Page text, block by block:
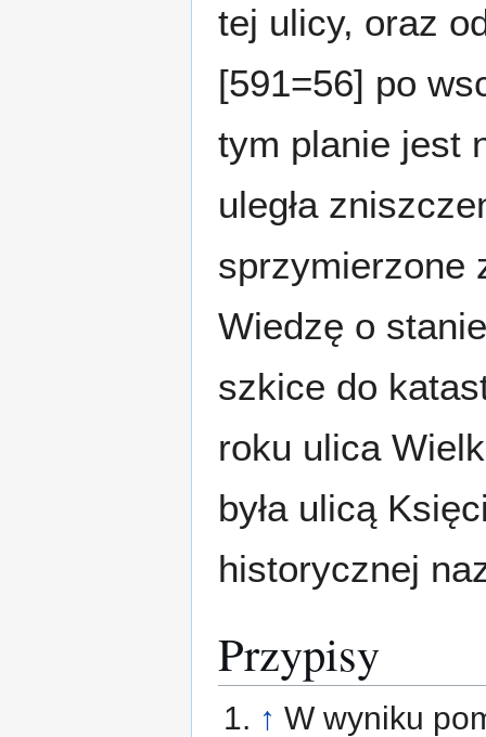
tej ulicy, oraz
[591=56] po
tym planie jest
uległa
sprzymierzone
Wiedzę o
szkice do
roku ulica
była ulicą
historycznej
Przypisy
↑ W wyniku